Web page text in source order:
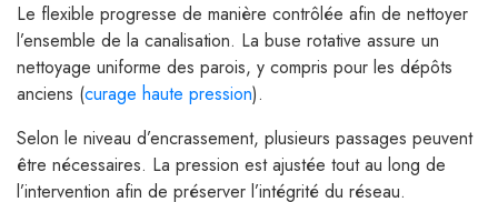
Le flexible progresse de manière contrôlée afin de nettoyer
l’ensemble de la canalisation. La buse rotative assure un
nettoyage uniforme des parois, y compris pour les dépôts
anciens (curage haute pression).
Selon le niveau d’encrassement, plusieurs passages peuvent
être nécessaires. La pression est ajustée tout au long de
l’intervention afin de préserver l’intégrité du réseau.